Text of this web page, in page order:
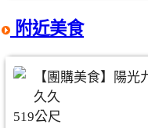
附近美食
【團購美食】陽
久久
519公尺